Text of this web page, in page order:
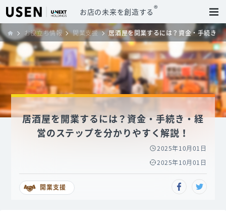
お店の未来を創造する®
お役立ち情報 開業支援 居酒屋を開業するには？資金・手続き
居酒屋を開業するには？資金・手続き・経
営のステップを分かりやすく解説！
2025年10月01日
2025年10月01日
開業支援